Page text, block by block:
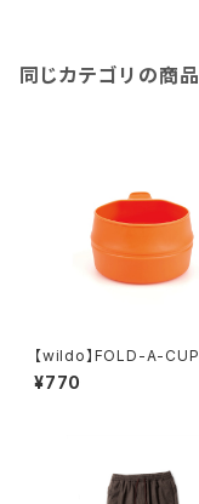
同じカテゴリの商品
【wildo】FOLD-A-CUP
¥770